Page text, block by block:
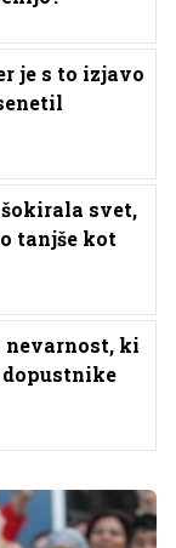
je s to izjavo
svet,
tanjše kot
nevarnost, ki